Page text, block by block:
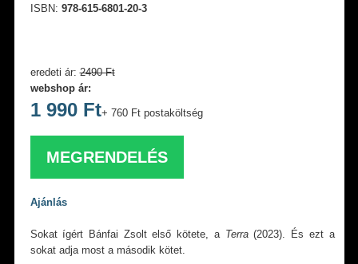
ISBN: 978-615-6801-20-3
eredeti ár:2490 Ft
webshop ár:
1 990 Ft+ 760 Ft postaköltség
MEGRENDELÉS
Ajánlás
Sokat ígért Bánfai Zsolt első kötete, a Terra(2023). És ezt a
sokat adja most a második kötet.